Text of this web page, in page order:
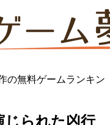
の無料ゲームランキン
られた凶行